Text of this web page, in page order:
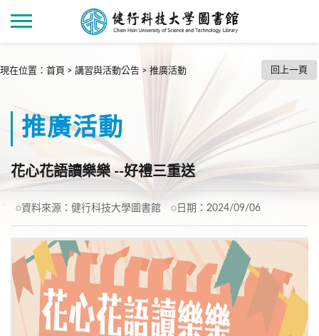
現在位置 ： 首頁 > 講習與活動公告 > 推廣活動 回上一頁
推廣活動
花心花語讀樂樂 --好禮三重送
資料來源： 健行科技大學圖書館 日期： 2024/09/06